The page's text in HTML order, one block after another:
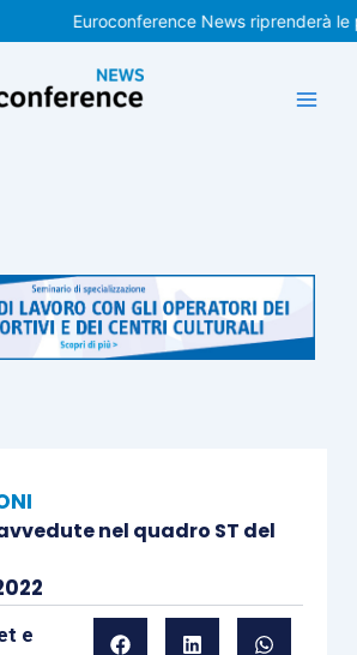
Euroconference News riprenderà le
nel quadro ST del
e